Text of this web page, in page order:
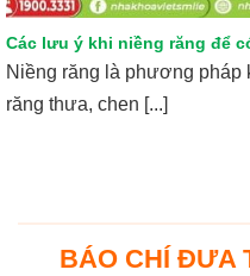
Các lưu ý khi niềng răng để
Niềng răng là phương pháp
răng thưa, chen [...]
BÁO CHÍ ĐƯA